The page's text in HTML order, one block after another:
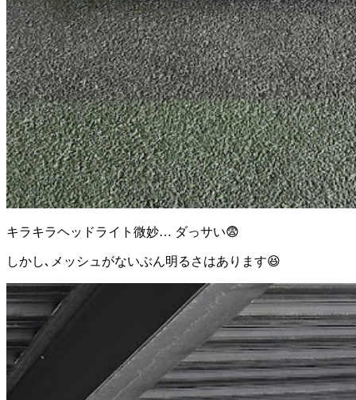
キラキラヘッドライト微妙… ダっサい😨
しかし､メッシュがないぶん明るさはあります😆